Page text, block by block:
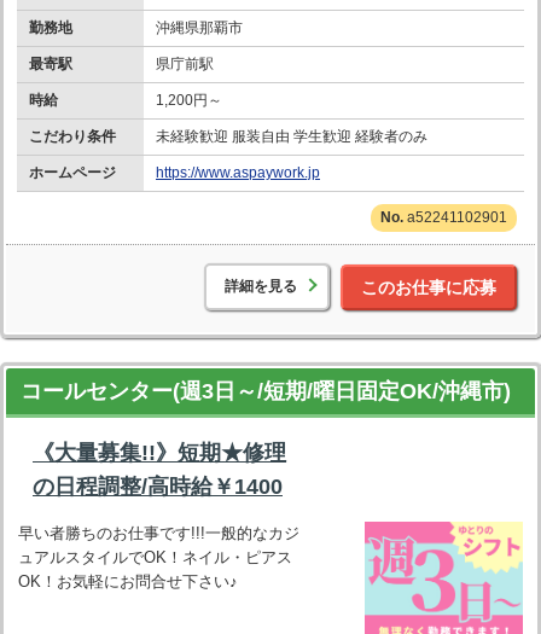
勤務地 沖縄県那覇市
最寄駅 県庁前駅
時給 1,200円～
こだわり条件 未経験歓迎 服装自由 学生歓迎 経験者のみ
ホームページ https://www.aspaywork.jp
a52241102901
詳細を見る このお仕事に応募
コールセンター(週3日～/短期/曜日固定OK/沖縄市)
《大量募集!!》短期★修理
の日程調整/高時給￥1400
早い者勝ちのお仕事です!!!一般的なカジ
ュアルスタイルでOK！ネイル・ピアス
OK！お気軽にお問合せ下さい♪